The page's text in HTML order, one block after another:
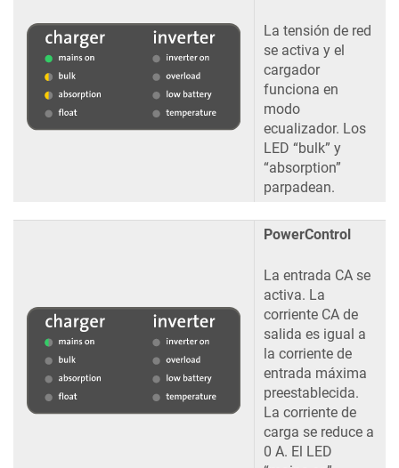
La tensión de red
se activa y el
cargador
funciona en
modo
ecualizador. Los
LED “bulk” y
“absorption”
parpadean.
PowerControl
La entrada CA se
activa. La
corriente CA de
salida es igual a
la corriente de
entrada máxima
preestablecida.
La corriente de
carga se reduce a
0 A. El LED